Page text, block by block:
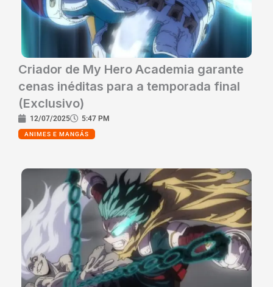
Criador de My Hero Academia garante
cenas inéditas para a temporada final
(Exclusivo)
12/07/2025 5:47 PM
ANIMES E MANGÁS